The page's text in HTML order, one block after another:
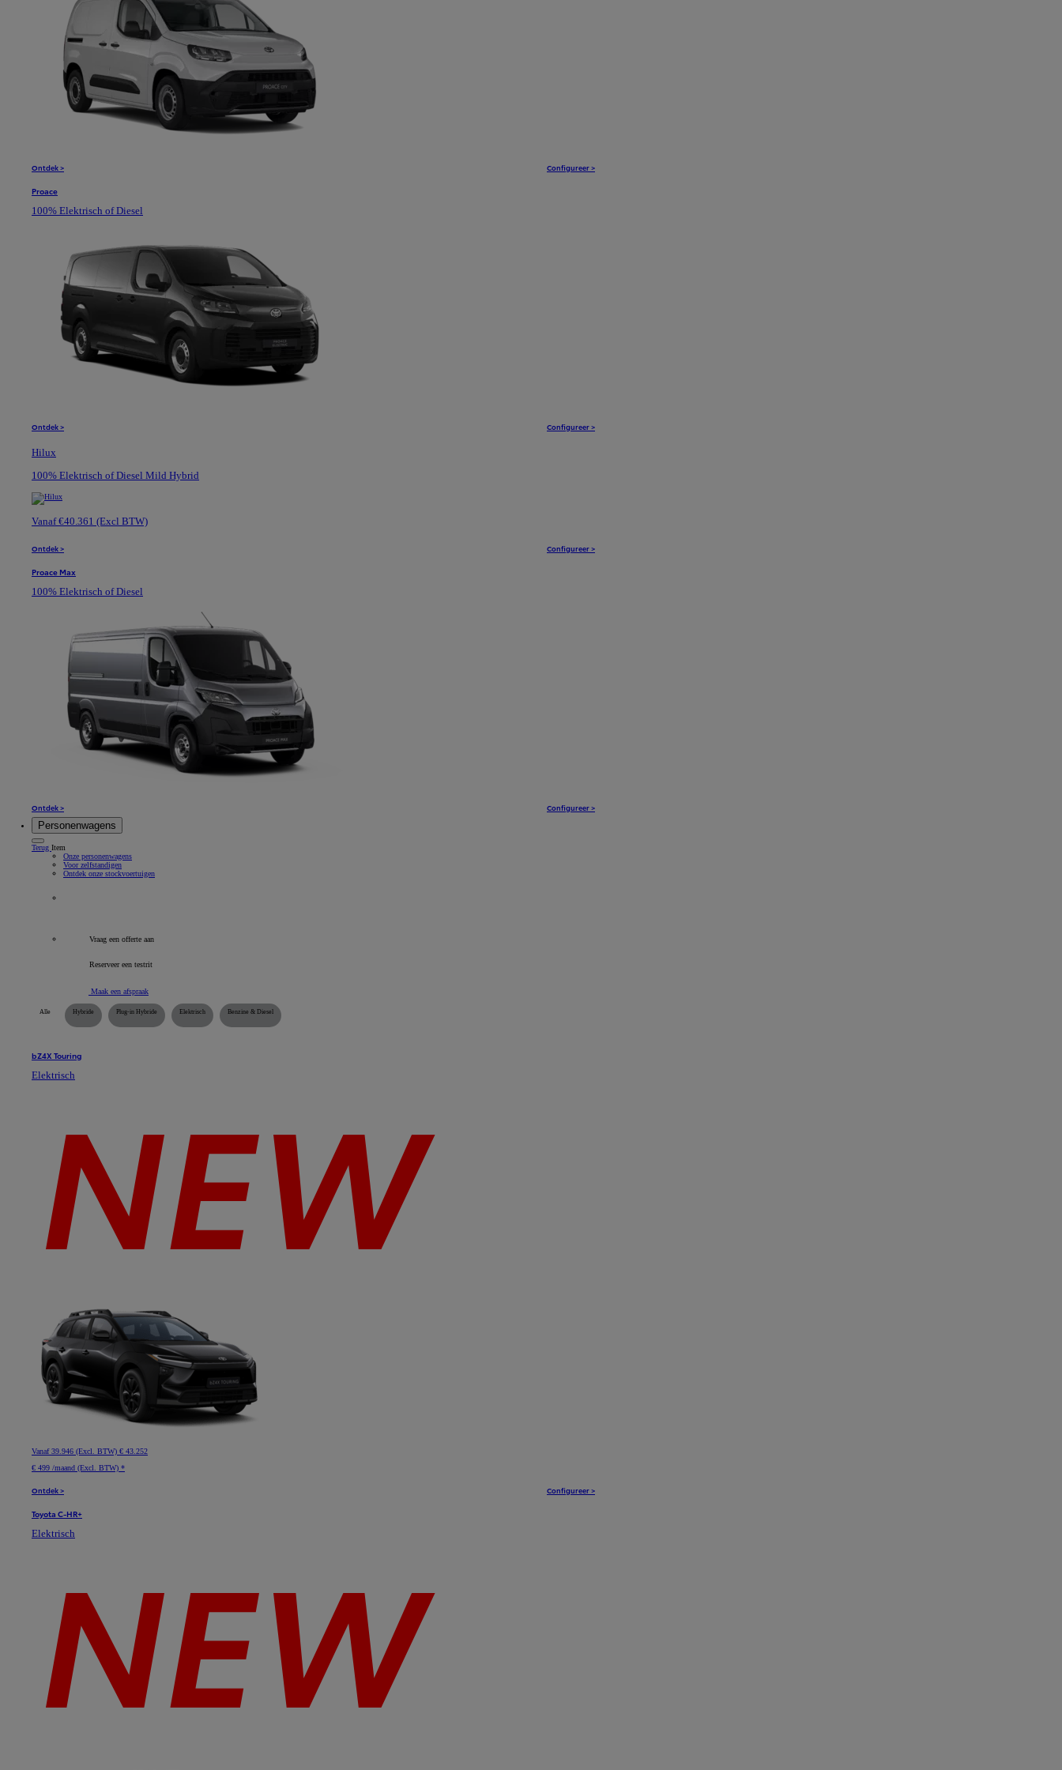
Ontdek >
Configureer >
Proace
100% Elektrisch of Diesel
Ontdek > Configureer >
Hilux
100% Elektrisch of Diesel Mild Hybrid
Vanaf €40.361 (Excl BTW)
Ontdek >
Configureer >
Proace Max
100% Elektrisch of Diesel
Ontdek >
Configureer >
Personenwagens
Terug Item
Onze personenwagens
Voor zelfstandigen
Ontdek onze stockvoertuigen
Vraag een offerte aan
Reserveer een testrit
Maak een afspraak
Alle Hybride Plug-in Hybride Elektrisch Benzine & Diesel
bZ4X Touring
Elektrisch
Vanaf39.946 (Excl. BTW) € 43.252
€ 499 /maand (Excl. BTW) *
Ontdek >
Configureer >
Toyota C-HR+
Elektrisch